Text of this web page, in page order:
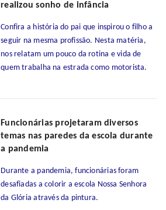
realizou sonho de infância
Confira a história do pai que inspirou o filho a
seguir na mesma profissão. Nesta matéria,
nos relatam um pouco da rotina e vida de
quem trabalha na estrada como motorista.
Funcionárias projetaram diversos
temas nas paredes da escola durante
a pandemia
Durante a pandemia, funcionárias foram
desafiadas a colorir a escola Nossa Senhora
da Glória através da pintura.